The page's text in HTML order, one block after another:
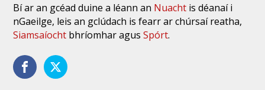
Bí ar an gcéad duine a léann an Nuacht is déanaí i
nGaeilge, leis an gclúdach is fearr ar chúrsaí reatha,
Siamsaíocht bhríomhar agusSpórt.